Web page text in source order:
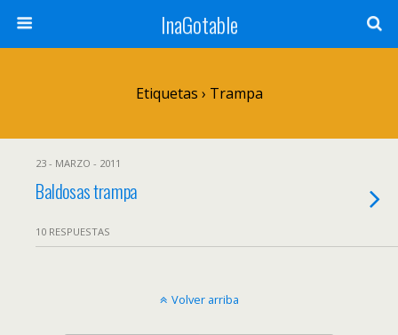
InaGotable
Etiquetas › Trampa
23 - MARZO - 2011
Baldosas trampa
10 RESPUESTAS
Volver arriba